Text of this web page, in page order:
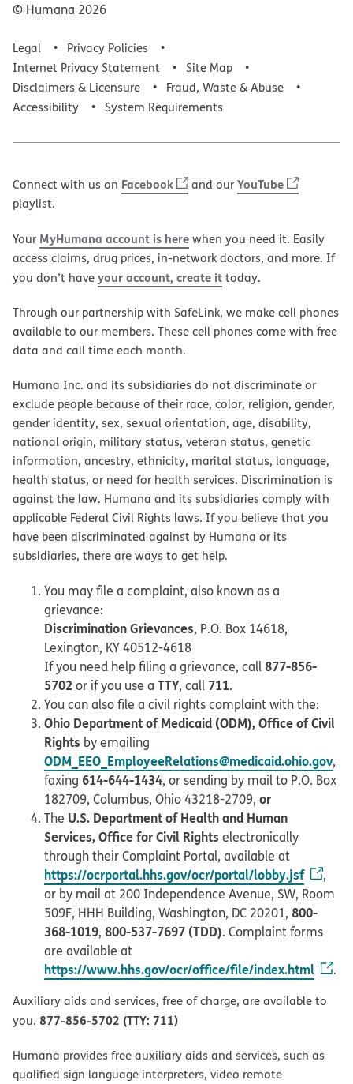
© Humana 2026
Legal
Privacy Policies
Internet Privacy Statement
Site Map
Disclaimers & Licensure
Fraud, Waste & Abuse
Accessibility
System Requirements
Connect with us on Facebook and ourYouTube
playlist.
Your MyHumana account is herewhen you need it. Easily
access claims, drug prices, in-network doctors, and more. If
you don’t haveyour account, create ittoday.
Through our partnership with SafeLink, we make cell phones
available to our members. These cell phones come with free
data and call time each month.
Humana Inc. and its subsidiaries do not discriminate or
exclude people because of their race, color, religion, gender,
gender identity, sex, sexual orientation, age, disability,
national origin, military status, veteran status, genetic
information, ancestry, ethnicity, marital status, language,
health status, or need for health services. Discrimination is
against the law. Humana and its subsidiaries comply with
applicable Federal Civil Rights laws. If you believe that you
have been discriminated against by Humana or its
subsidiaries, there are ways to get help.
You may file a complaint, also known as a
grievance:
Discrimination Grievances, P.O. Box 14618,
Lexington, KY 40512-4618
If you need help filing a grievance, call877-856-
5702 or if you use a TTY, call 711.
You can also file a civil rights complaint with the:
Ohio Department of Medicaid (ODM), Office of Civil
Rights by emailing
ODM_EEO_EmployeeRelations@medicaid.ohio.gov,
faxing 614-644-1434, or sending by mail to P.O. Box
182709, Columbus, Ohio 43218-2709, or
The U.S. Department of Health and Human
Services, Office for Civil Rights electronically
through their Complaint Portal, available at
https://ocrportal.hhs.gov/ocr/portal/lobby.jsf
,
or by mail at 200 Independence Avenue, SW, Room
509F, HHH Building, Washington, DC 20201, 800-
368-1019, 800-537-7697 (TDD). Complaint forms
are available at
https://www.hhs.gov/ocr/office/file/index.html .
Auxiliary aids and services, free of charge, are available to
you. 877-856-5702 (TTY: 711)
Humana provides free auxiliary aids and services, such as
qualified sign language interpreters, video remote